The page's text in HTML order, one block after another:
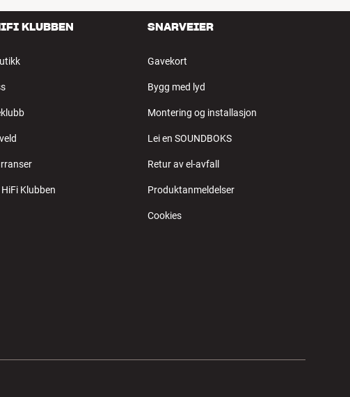
KLUBBEN
Klubben
SNARVEIER
Gavekort
Bygg med lyd
Montering og installasjon
Lei en SOUNDBOKS
Retur av el-avfall
Produktanmeldelser
Cookies